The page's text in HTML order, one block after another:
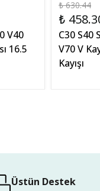
V40
16.5
₺ 630.44
₺
C30 S40
V70 V
Kayışı
Üstün Destek